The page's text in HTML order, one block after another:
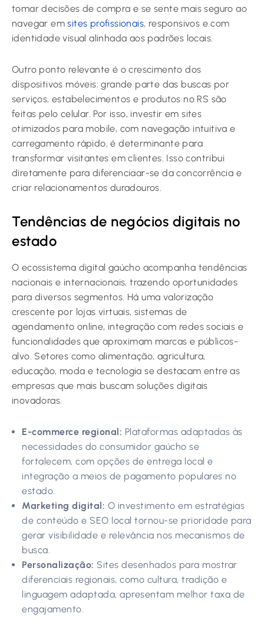
tomar decisões de compra e se sente mais seguro ao
navegar emsites profissionais, responsivos e com
identidade visual alinhada aos padrões locais.
Outro ponto relevante é o crescimento dos
dispositivos móveis: grande parte das buscas por
serviços, estabelecimentos e produtos no RS são
feitas pelo celular. Por isso, investir em sites
otimizados para mobile, com navegação intuitiva e
carregamento rápido, é determinante para
transformar visitantes em clientes. Isso contribui
diretamente para diferenciaar-se da concorrência e
criar relacionamentos duradouros.
Tendências de negócios digitais no
estado
O ecossistema digital gaúcho acompanha tendências
nacionais e internacionais, trazendo oportunidades
para diversos segmentos. Há uma valorização
crescente por lojas virtuais, sistemas de
agendamento online, integração com redes sociais e
funcionalidades que aproximam marcas e públicos-
alvo. Setores como alimentação, agricultura,
educação, moda e tecnologia se destacam entre as
empresas que mais buscam soluções digitais
inovadoras.
E-commerce regional: Plataformas adaptadas às
necessidades do consumidor gaúcho se
fortalecem, com opções de entrega local e
integração a meios de pagamento populares no
estado.
Marketing digital: O investimento em estratégias
de conteúdo e SEO local tornou-se prioridade para
gerar visibilidade e relevância nos mecanismos de
busca.
Personalização: Sites desenhados para mostrar
diferenciais regionais, como cultura, tradição e
linguagem adaptada, apresentam melhor taxa de
engajamento.